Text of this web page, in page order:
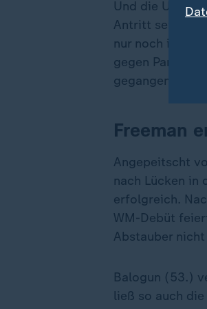
Und die USA
Antritt seinen
nur noch ins
gegen
gegangen,
Freeman
Angepeitscht
nach Lücken in
erfolgreich.
WM-Debüt
Abstauber
Balogun (53.)
ließ so auch